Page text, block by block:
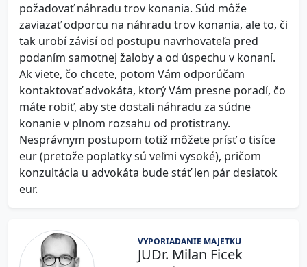
požadovať náhradu trov konania. Súd môže
zaviazať odporcu na náhradu trov konania, ale to, či
tak urobí závisí od postupu navrhovateľa pred
podaním samotnej žaloby a od úspechu v konaní.
Ak viete, čo chcete, potom Vám odporúčam
kontaktovať advokáta, ktorý Vám presne poradí, čo
máte robiť, aby ste dostali náhradu za súdne
konanie v plnom rozsahu od protistrany.
Nesprávnym postupom totiž môžete prísť o tisíce
eur (pretože poplatky sú veľmi vysoké), pričom
konzultácia u advokáta bude stáť len pár desiatok
eur.
VYPORIADANIE MAJETKU
JUDr. Milan Ficek